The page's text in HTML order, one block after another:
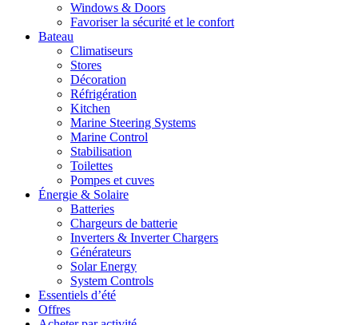
Windows & Doors
Favoriser la sécurité et le confort
Bateau
Climatiseurs
Stores
Décoration
Réfrigération
Kitchen
Marine Steering Systems
Marine Control
Stabilisation
Toilettes
Pompes et cuves
Énergie & Solaire
Batteries
Chargeurs de batterie
Inverters & Inverter Chargers
Générateurs
Solar Energy
System Controls
Essentiels d’été
Offres